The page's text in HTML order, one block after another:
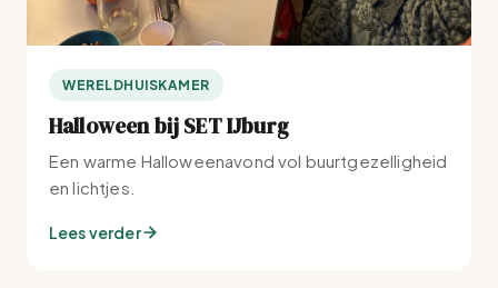
WERELDHUISKAMER
Halloween bij SET IJburg
Een warme Halloweenavond vol buurtgezelligheid
en lichtjes.
Lees verder